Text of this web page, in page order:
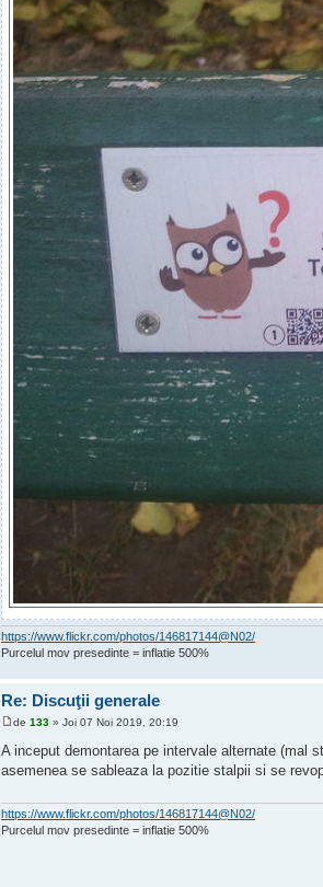
https://www.flickr.com/photos/146817144@N02/
Purcelul mov presedinte = inflatie 500%
Re: Discuţii generale
de133 » Joi 07 Noi 2019, 20:19
A inceput demontarea pe intervale alternate (mal
asemenea se sableaza la pozitie stalpii si se
https://www.flickr.com/photos/146817144@N02/
Purcelul mov presedinte = inflatie 500%